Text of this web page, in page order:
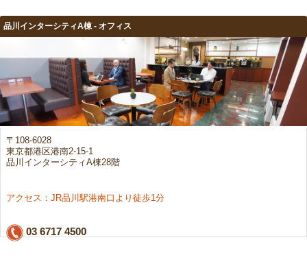
品川インターシティA棟 - オフィス
〒108-6028
東京都港区港南2-15-1
品川インターシティA棟28階
アクセス：JR品川駅港南口より徒歩1分
03 6717 4500